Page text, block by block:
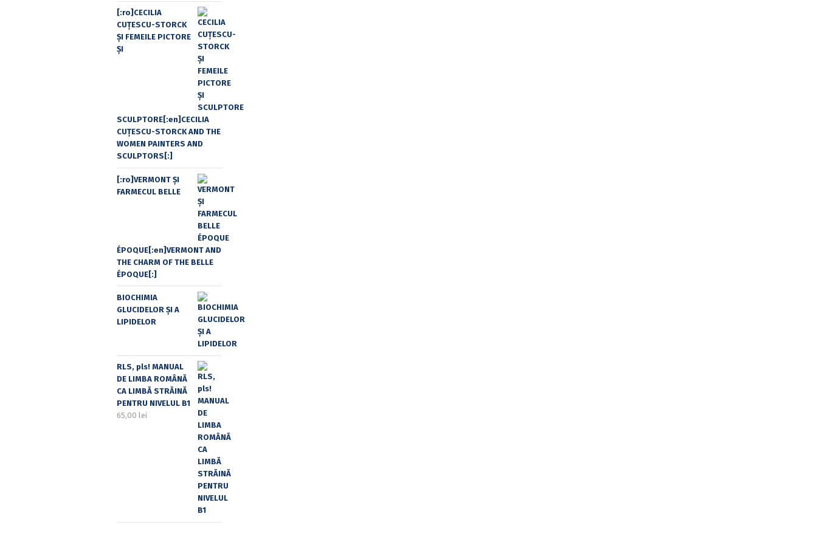
[:ro]CECILIA
CUŢESCU-STORCK
ŞI FEMEILE PICTORE
ŞI
SCULPTORE[:en]CECILIA
CUŢESCU-STORCK AND THE
WOMEN PAINTERS AND
SCULPTORS[:]
[:ro]VERMONT ȘI
FARMECUL BELLE
ÉPOQUE[:en]VERMONT AND
THE CHARM OF THE BELLE
ÉPOQUE[:]
BIOCHIMIA
GLUCIDELOR ȘI A
LIPIDELOR
RLS, pls! MANUAL
DE LIMBA ROMÂNĂ
CA LIMBĂ STRĂINĂ
PENTRU NIVELUL B1
65,00 lei